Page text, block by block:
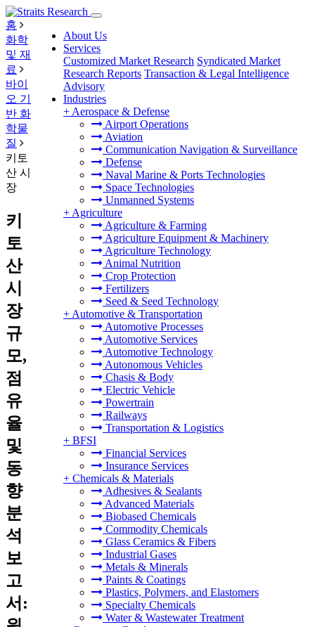
About Us
Services
Customized Market Research Syndicated Market
Research Reports Transaction & Legal Intelligence
Advisory
Industries
+ Aerospace & Defense
Airport Operations
Aviation
Communication Navigation & Surveillance
Defense
Naval Marine & Ports Technologies
Space Technologies
Unmanned Systems
+ Agriculture
Agriculture & Farming
Agriculture Equipment & Machinery
Agriculture Technology
Animal Nutrition
Crop Protection
Fertilizers
Seed & Seed Technology
+ Automotive & Transportation
Automotive Processes
Automotive Services
Automotive Technology
Autonomous Vehicles
Chasis & Body
Electric Vehicle
Powertrain
Railways
Transportation & Logistics
+ BFSI
Financial Services
Insurance Services
+ Chemicals & Materials
Adhesives & Sealants
Advanced Materials
Biobased Chemicals
Commodity Chemicals
Glass Ceramics & Fibers
Industrial Gases
Metals & Minerals
Paints & Coatings
Plastics, Polymers, and Elastomers
Specialty Chemicals
Water & Wastewater Treatment
홈
화학
및 재
료
바이
오 기
반 화
학물
질
키토
산 시
장
키
토
산
시
장
규
모,
점
유
율
및
동
향
분
석
보
고
서: